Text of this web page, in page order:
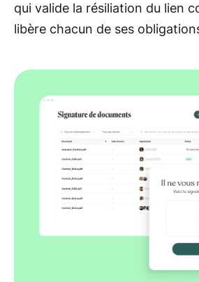
qui valide la résiliation du lien
libère chacun de ses